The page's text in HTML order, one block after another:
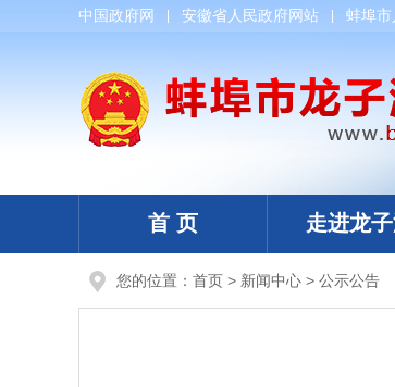
中国政府网 安徽省人民政府网站 蚌埠
首 页 走进龙
您的位置： 首页 > 新闻中心 > 公示公告